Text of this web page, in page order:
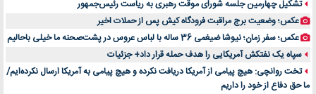
راهنمای جامع بهترین کفش ورزشی برای دویدن و استفاده روزمره | بررسی ۱۲ مدل برتر
تشکیل چهارمین جلسه شورای موقت رهبری به ریاست رئیس‌جمهور
عکس؛ وضعیت برج مراقبت فرودگاه کیش پس از حملات اخیر
عکس؛ سفر زمان؛ نیوشا ضیغمی 36 ساله با لباس عروس در پشت‌صحنه ما خیلی باحالیم
سپاه یک نفتکش آمریکایی را هدف حمله قرار داد+ جزئیات
تخت روانچی: هیچ پیامی از آمریکا دریافت نکرده و هیچ پیامی به آمریکا ارسال نکرده‌ایم/
ما حق دفاع از خود را داریم